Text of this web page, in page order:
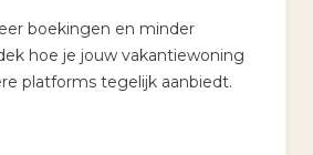
boekingen en minder
hoe je jouw vakantiewoning
platforms tegelijk aanbiedt.